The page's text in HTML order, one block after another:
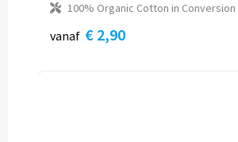
100% Organic Cotton in Conversion
vanaf € 2,90